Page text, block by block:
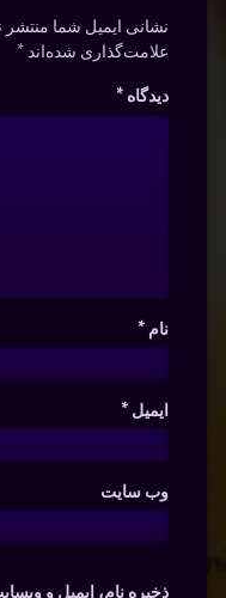
نشانی ایمیل شما منتشر
علامت‌گذاری شده‌اند*
دیدگاه *
نام *
ایمیل *
وب‌ سایت